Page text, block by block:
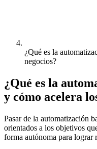
¿Qué es la
negocios?
¿Qué es la
y cómo acelera
Pasar de la automatización
orientados a los objetivos
forma autónoma para lograr